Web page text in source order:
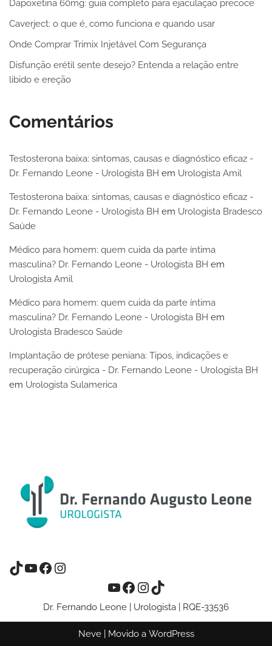
Dapoxetina 60mg: guia completo para ejaculação precoce
Caverject: o que é, como funciona e quando usar
Onde Comprar Trimix Injetável Com Segurança
Disfunção erétil sente desejo? Entenda a relação entre
libido e ereção
Comentários
Testosterona baixa: sintomas, causas e diagnóstico eficaz -
Dr. Fernando Leone - Urologista BH em Urologista Amil
Testosterona baixa: sintomas, causas e diagnóstico eficaz -
Dr. Fernando Leone - Urologista BH em Urologista Bradesco
Saúde
Médico para homem: quem cuida da parte íntima
masculina? Dr. Fernando Leone - Urologista BH em
Urologista Amil
Médico para homem: quem cuida da parte íntima
masculina? Dr. Fernando Leone - Urologista BH em
Urologista Bradesco Saúde
Implantação de prótese peniana: Tipos, indicações e
recuperação cirúrgica - Dr. Fernando Leone - Urologista BH
em Urologista Sulamerica
Dr. Fernando Leone | Urologista | RQE-33536
Neve| Movido a WordPress